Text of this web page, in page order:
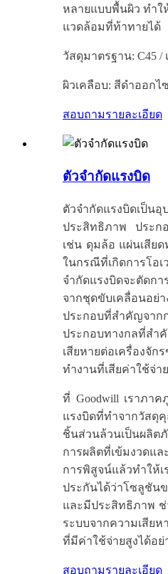
หลายแบบพื้นผิว ทำ
แวดล้อมที่ท้าทายได้
วัสดุมาตรฐาน: C45 /
ผิวเคลือบ: สีดำออกไ
สอบถามรายละเอียด
ตัวจำกัดแรงบิด
ตัวจำกัดแรงบิดเป็น
ประสิทธิภาพ ประก
เช่น ดุมล้อ แผ่นเสีย
ในกรณีที่เกิดการโ
จำกัดแรงบิดจะตัดก
จากชุดขับเคลื่อนอ
ประกอบที่สำคัญจ
ประกอบทางกลที่สำ
เสียหายต่อเครื่องจัก
ทำงานที่เสียค่าใช้จ่า
ที่ Goodwill เราภาค
แรงบิดที่ทำจากวัส
ชิ้นส่วนล้วนเป็นผลิต
การผลิตที่เข้มงวดแ
การพิสูจน์แล้วทำ
ประกันได้ว่าโซลูชัน
และมีประสิทธิภาพ ช่
ระบบจากความเสียห
ที่มีค่าใช้จ่ายสูงได้อย่
สอบถามรายละเอียด